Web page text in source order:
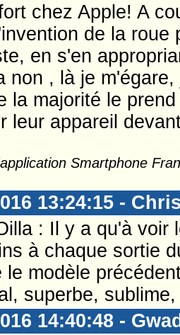
chez Apple! A
de la roue
en s'en
non , là je
la majorité le
leur appareil
Smartphone
13:24:15 -
: Il y a qu'à voir
à chaque sortie
le modèle
superbe,
14:40:48 -